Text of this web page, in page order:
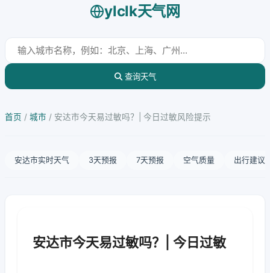
ylclk天气网
查询天气
首页 / 城市 / 安达市今天易过敏吗？| 今日过敏风险提示
安达市实时天气 3天预报 7天预报 空气质量 出行建议
安达市今天易过敏吗？| 今日过敏